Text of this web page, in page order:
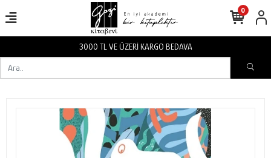
3000 TL VE ÜZERİ KARGO BEDAVA
0